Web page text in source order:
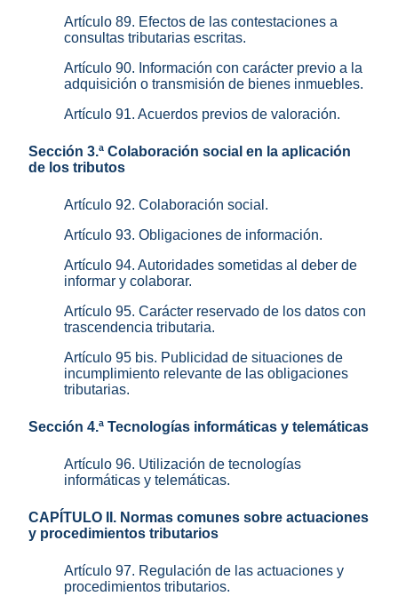
Artículo 89. Efectos de las contestaciones a
consultas tributarias escritas.
Artículo 90. Información con carácter previo a la
adquisición o transmisión de bienes inmuebles.
Artículo 91. Acuerdos previos de valoración.
Sección 3.ª Colaboración social en la aplicación
de los tributos
Artículo 92. Colaboración social.
Artículo 93. Obligaciones de información.
Artículo 94. Autoridades sometidas al deber de
informar y colaborar.
Artículo 95. Carácter reservado de los datos con
trascendencia tributaria.
Artículo 95 bis. Publicidad de situaciones de
incumplimiento relevante de las obligaciones
tributarias.
Sección 4.ª Tecnologías informáticas y telemáticas
Artículo 96. Utilización de tecnologías
informáticas y telemáticas.
CAPÍTULO II. Normas comunes sobre actuaciones
y procedimientos tributarios
Artículo 97. Regulación de las actuaciones y
procedimientos tributarios.